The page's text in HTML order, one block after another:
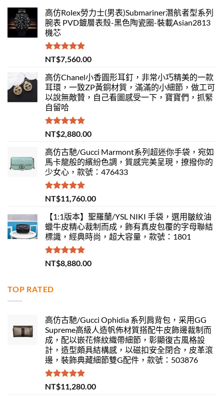
高仿Rolex勞力士(男表)Submariner潛航者型系列
腕表 PVD鍍層表殼-黑色陶瓷圈-裝載Asian2813
機芯
評分 5.00
滿分 5
NT$7,560.00
高仿Chanel小香圓形耳釘，非常小巧精美的一款
耳環，一致ZP黃銅材質，滿滿的小細節，做工可
以說無敵贊，自己看圖感受一下，寶寶們，抓緊
自留哈
評分 5.00
滿分 5
NT$2,880.00
高仿古馳/Gucci Marmont系列超迷你手袋，宛如
馬卡龍般的繽紛色調，質感完美呈現，撩撥你的
少女心，款號：476433
評分5.00
滿分 5
NT$11,760.00
【1:1版本】聖羅蘭/YSL NIKI 手袋，選用皺紋油
蠟牛皮精心裁制而成，飾有真皮包覆的字母聯結
標識，經典時尚，超大容量，款號：1801
評分 5.00
滿分 5
NT$8,880.00
TOP RATED
高仿古馳/Gucci Ophidia 系列肩背包，采用GG
Supreme高級人造帆佈材質搭配牛皮飾邊裁制而
成，配以嵌花條紋織帶細節，彰顯復古風格設
計，造型頗具結構感，以磁扣安全閉合，皮革滾
邊，裝飾典藏細節雙G配件，款號：503876
評分5.00
滿分 5
NT$11,280.00